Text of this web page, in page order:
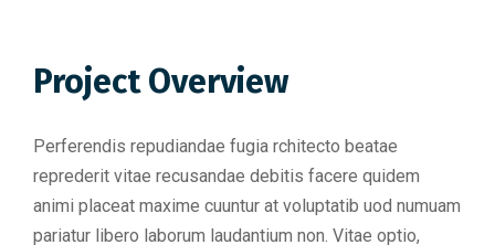
Project Overview
Perferendis repudiandae fugia rchitecto beatae
reprederit vitae recusandae debitis facere quidem
animi placeat maxime cuuntur at voluptatib uod numuam
pariatur libero laborum laudantium non. Vitae optio,